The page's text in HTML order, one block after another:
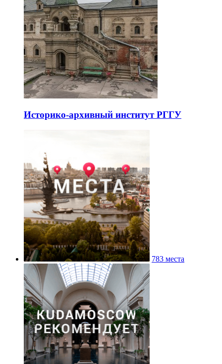
Историко-архивный институт РГГУ
783 места